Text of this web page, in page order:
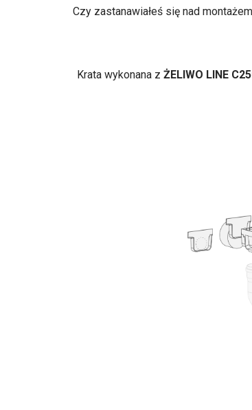
Czy zastanawiałeś się nad
Krata wykonana z ŻELIWO LINE